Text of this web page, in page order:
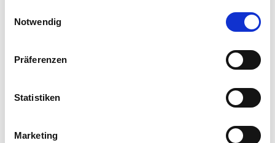
Notwendig
Präferenzen
Statistiken
Marketing
2,50 €*
nur im
Markt